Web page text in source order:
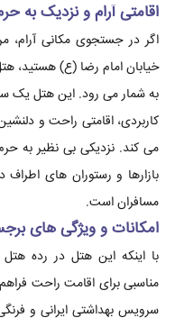
اقامتی آرام و نزدیک به
اگر در جستجوی مکانی آرام،
خیابان امام رضا (ع) هستید،
به شمار می رود. این هتل یک
کاربردی، اقامتی راحت و دلنشین
می کند. نزدیکی بی نظیر به
بازارها و رستوران های
مسافران است.
امکانات و ویژگی های
با اینکه این هتل در رده هتل
مناسبی برای اقامت راحت
سرویس بهداشتی ایرانی و